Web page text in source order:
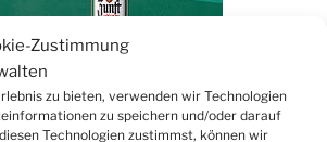
Zustimmung
zu bieten, verwenden wir Technologien
zu speichern und/oder darauf
Technologien zustimmst, können wir